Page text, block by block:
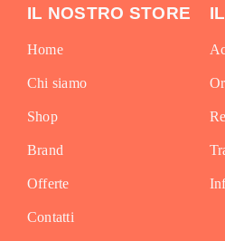
IL NOSTRO STORE
Home
Chi siamo
Shop
Brand
Offerte
Contatti